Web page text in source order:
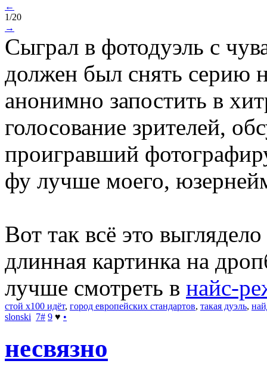
←
1/20
→
Сыграл в фотодуэль с
должен был снять серию
анонимно запостить в
голосование зрителей,
проигравший
фу лучше моего,
Вот так всё это выглядело
длинная картинка на
лучше смотреть в найс-
стой x100 идёт, город европейских стандартов, такая дуэль,
slonski 7# 9 ♥ •
несвязно